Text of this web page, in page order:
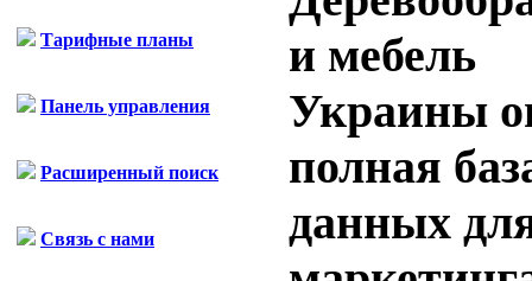
Тарифные планы
Панель управления
Расширенный поиск
Связь с нами
и мебель
Украины
полная
данных